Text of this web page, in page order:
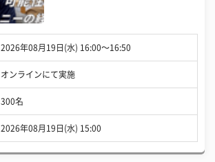
2026年08月19日(水) 16:00〜16:50
オンラインにて実施
300名
2026年08月19日(水) 15:00